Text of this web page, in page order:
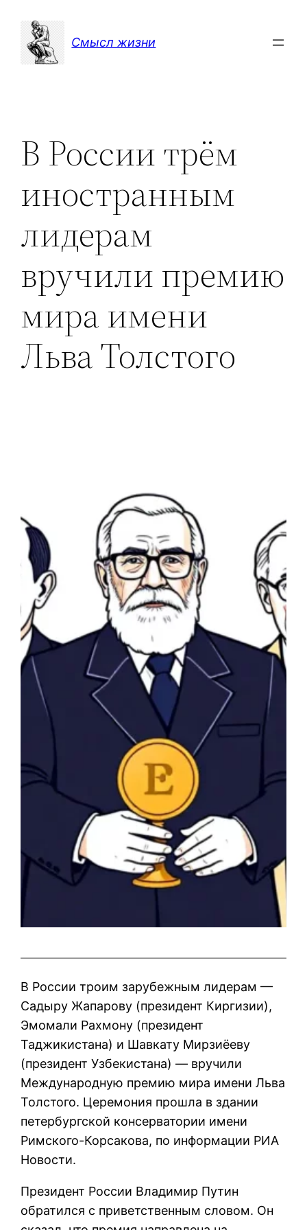
содержимому
Смысл жизни
В России трём
иностранным
лидерам
вручили премию
мира имени
Льва Толстого
В России троим зарубежным лидерам —
Садыру Жапарову (президент Киргизии),
Эмомали Рахмону (президент
Таджикистана) и Шавкату Мирзиёеву
(президент Узбекистана) — вручили
Международную премию мира имени Льва
Толстого. Церемония прошла в здании
петербургской консерватории имени
Римского-Корсакова, по информации РИА
Новости.
Президент России Владимир Путин
обратился с приветственным словом. Он